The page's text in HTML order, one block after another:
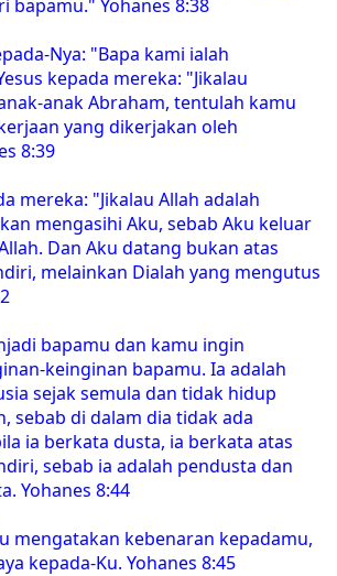
bapamu." Yohanes 8:38
Nya: "Bapa kami ialah
kepada mereka: "Jikalau
anak Abraham, tentulah kamu
yang dikerjakan oleh
8:39
mereka: "Jikalau Allah adalah
mengasihi Aku, sebab Aku keluar
Dan Aku datang bukan atas
melainkan Dialah yang mengutus
bapamu dan kamu ingin
keinginan bapamu. Ia adalah
sejak semula dan tidak hidup
sebab di dalam dia tidak ada
ia berkata dusta, ia berkata atas
sebab ia adalah pendusta dan
Yohanes 8:44
mengatakan kebenaran kepadamu,
kepada-Ku. Yohanes 8:45